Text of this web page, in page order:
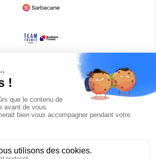
partenaire
2026,DECODE MEDIA, The Innovation Media